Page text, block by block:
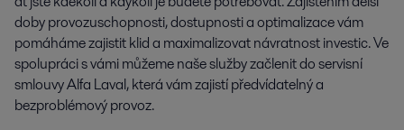
doby provozuschopnosti, dostupnosti a optimalizace vám
pomáháme zajistit klid a maximalizovat návratnost investic. Ve
spolupráci s vámi můžeme naše služby začlenit do servisní
smlouvy Alfa Laval, která vám zajistí předvídatelný a
bezproblémový provoz.